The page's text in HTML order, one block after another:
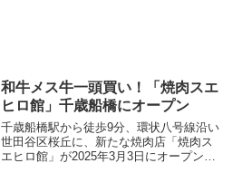
和牛メス牛一頭買い！「焼肉スエ
ヒロ館」千歳船橋にオープン
​千歳船橋駅から徒歩9分、環状八号線沿い
世田谷区桜丘に、新たな焼肉店「焼肉ス
エヒロ館」が2025年3月3日にオープンし